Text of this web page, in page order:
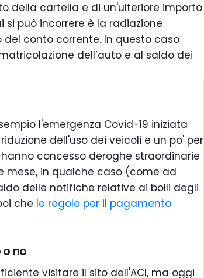
della cartella e di un'ulteriore importo
si può incorrere è la radiazione
del conto corrente. In questo caso
dell’auto e al saldo dei
l'emergenza Covid-19 iniziata
dell'uso dei veicoli e un po' per
concesso deroghe straordinarie
mese, in qualche caso (come ad
delle notifiche relative ai bolli degli
che le regole per il pagamento
no
visitare il sito dell'ACI, ma oggi